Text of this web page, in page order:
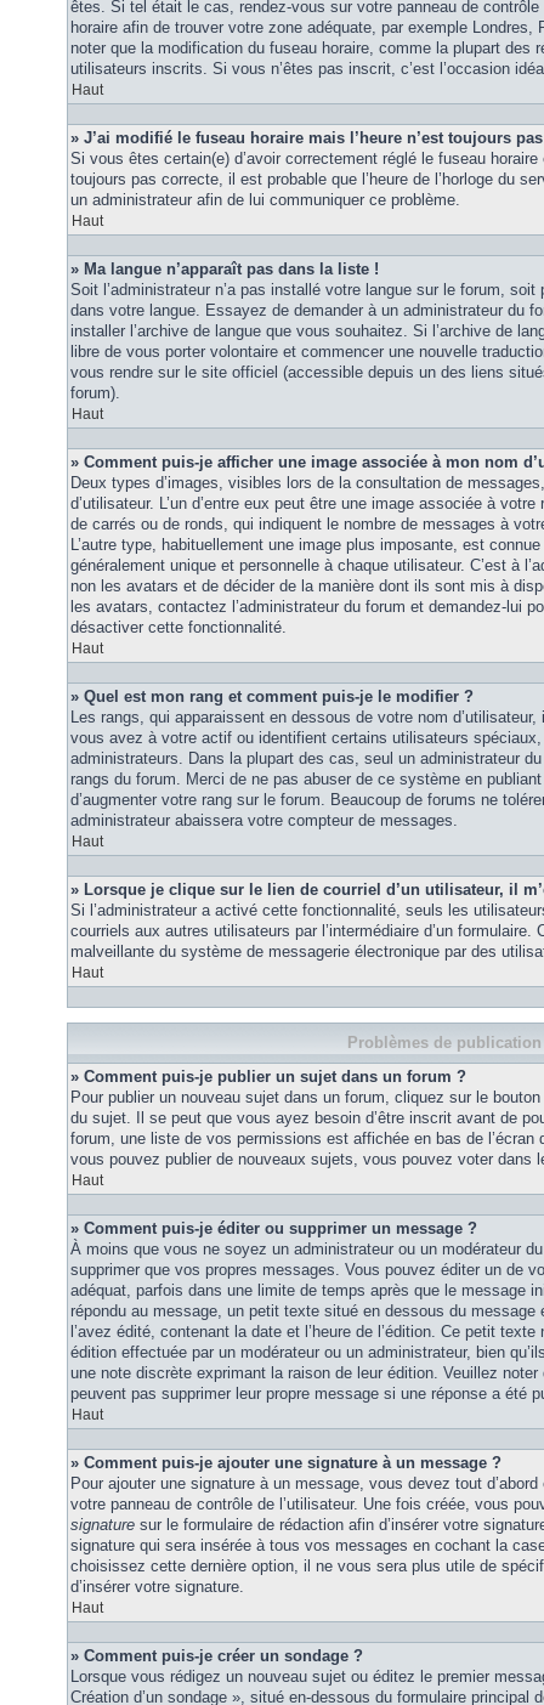
êtes. Si tel était le cas, rendez-vous sur votre panneau de
horaire afin de trouver votre zone adéquate, par exemple
noter que la modification du fuseau horaire, comme la plupart des
utilisateurs inscrits. Si vous n’êtes pas inscrit, c’est l’occasion
Haut
» J’ai modifié le fuseau horaire mais l’heure n’est toujours
Si vous êtes certain(e) d’avoir correctement réglé le fuseau horaire
toujours pas correcte, il est probable que l’heure de l’horloge du
un administrateur afin de lui communiquer ce problème.
Haut
» Ma langue n’apparaît pas dans la liste !
Soit l’administrateur n’a pas installé votre langue sur le forum, soit
dans votre langue. Essayez de demander à un administrateur du
installer l’archive de langue que vous souhaitez. Si l’archive de
libre de vous porter volontaire et commencer une nouvelle
vous rendre sur le site officiel (accessible depuis un des liens
forum).
Haut
» Comment puis-je afficher une image associée à mon nom
Deux types d’images, visibles lors de la consultation de
d’utilisateur. L’un d’entre eux peut être une image associée à
de carrés ou de ronds, qui indiquent le nombre de messages à
L’autre type, habituellement une image plus imposante, est
généralement unique et personnelle à chaque utilisateur. C’est à
non les avatars et de décider de la manière dont ils sont mis à
les avatars, contactez l’administrateur du forum et demandez-lui
désactiver cette fonctionnalité.
Haut
» Quel est mon rang et comment puis-je le modifier ?
Les rangs, qui apparaissent en dessous de votre nom
vous avez à votre actif ou identifient certains utilisateurs
administrateurs. Dans la plupart des cas, seul un administrateur
rangs du forum. Merci de ne pas abuser de ce système en
d’augmenter votre rang sur le forum. Beaucoup de forums ne
administrateur abaissera votre compteur de messages.
Haut
» Lorsque je clique sur le lien de courriel d’un utilisateur, il
Si l’administrateur a activé cette fonctionnalité, seuls les
courriels aux autres utilisateurs par l’intermédiaire d’un formulaire.
malveillante du système de messagerie électronique par des
Haut
Problèmes de publication
» Comment puis-je publier un sujet dans un forum ?
Pour publier un nouveau sujet dans un forum, cliquez sur le
du sujet. Il se peut que vous ayez besoin d’être inscrit avant de
forum, une liste de vos permissions est affichée en bas de
vous pouvez publier de nouveaux sujets, vous pouvez voter dans
Haut
» Comment puis-je éditer ou supprimer un message ?
À moins que vous ne soyez un administrateur ou un modérateur
supprimer que vos propres messages. Vous pouvez éditer un de
adéquat, parfois dans une limite de temps après que le message
répondu au message, un petit texte situé en dessous du message
l’avez édité, contenant la date et l’heure de l’édition. Ce petit texte
édition effectuée par un modérateur ou un administrateur, bien
une note discrète exprimant la raison de leur édition. Veuillez
peuvent pas supprimer leur propre message si une réponse a été
Haut
» Comment puis-je ajouter une signature à un message ?
Pour ajouter une signature à un message, vous devez tout d’abord
votre panneau de contrôle de l’utilisateur. Une fois créée, vous
signature sur le formulaire de rédaction afin d’insérer votre
signature qui sera insérée à tous vos messages en cochant la
choisissez cette dernière option, il ne vous sera plus utile de
d’insérer votre signature.
Haut
» Comment puis-je créer un sondage ?
Lorsque vous rédigez un nouveau sujet ou éditez le premier
Création d’un sondage », situé en-dessous du formulaire principal